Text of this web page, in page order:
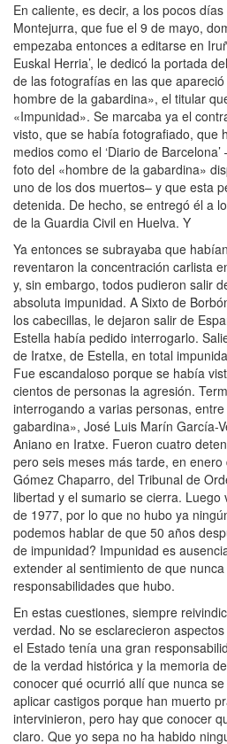
En caliente, es decir, a los pocos
Montejurra, que fue el 9 de mayo,
empezaba entonces a editarse en
Euskal Herria’, le dedicó la portada
de las fotografías en las que
hombre de la gabardina», el titular
«Impunidad». Se marcaba ya el
visto, que se había fotografiado, que
medios como el ‘Diario de
foto del «hombre de la gabardina»
uno de los dos muertos– y que esta
detenida. De hecho, se entregó él a
de la Guardia Civil en Huelva. Y
Ya entonces se subrayaba que
reventaron la concentración carlista
y, sin embargo, todos pudieron salir
absoluta impunidad. A Sixto de
los cabecillas, le dejaron salir de
Estella había pedido interrogarlo.
de Iratxe, de Estella, en total
Fue escandaloso porque se había
cientos de personas la agresión.
interrogando a varias personas,
gabardina», José Luis Marín García-
Aniano en Iratxe. Fueron cuatro
pero seis meses más tarde, en
Gómez Chaparro, del Tribunal de
libertad y el sumario se cierra.
de 1977, por lo que no hubo ya
podemos hablar de que 50 años
de impunidad? Impunidad es
extender al sentimiento de que
responsabilidades que hubo.
En estas cuestiones, siempre
verdad. No se esclarecieron
el Estado tenía una gran
de la verdad histórica y la memoria
conocer qué ocurrió allí que nunca
aplicar castigos porque han muerto
intervinieron, pero hay que conocer
claro. Que yo sepa no ha habido